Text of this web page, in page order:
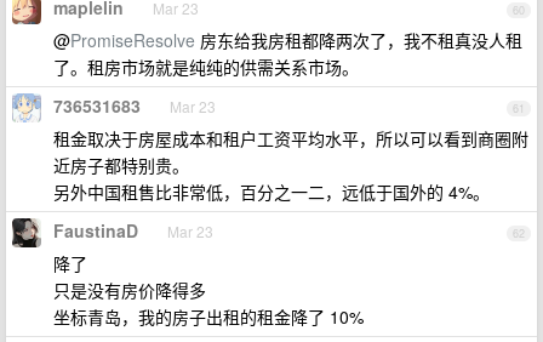
60
maplelin Mar 23
@PromiseResolve 房东给我房租都降两次了，我不租真没人租
了。租房市场就是纯纯的供需关系市场。
61
736531683 Mar 23
租金取决于房屋成本和租户工资平均水平，所以可以看到商圈附
近房子都特别贵。
另外中国租售比非常低，百分之一二，远低于国外的 4%。
62
FaustinaD Mar 23
降了
只是没有房价降得多
坐标青岛，我的房子出租的租金降了 10%